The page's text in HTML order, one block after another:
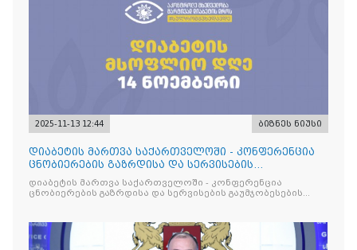
2025-11-13 12:44 ბიზნეს ნიუსი
დიაბეტის მართვა საქართველოში - კონფერენცია
ცნობიერების გაზრდისა და სერვისების
გაუმჯობესების მიზნით
დიაბეტის მართვა საქართველოში - კონფერენცია
ცნობიერების გაზრდისა და სერვისების გაუმჯობესების